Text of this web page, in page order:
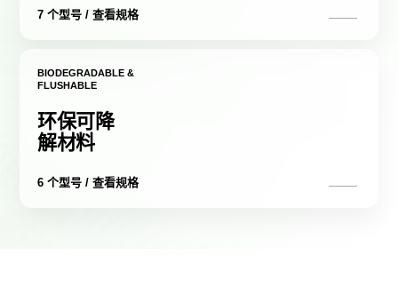
7 个型号 / 查看规格
BIODEGRADABLE &
FLUSHABLE
环保可降
解材料
6 个型号 / 查看规格